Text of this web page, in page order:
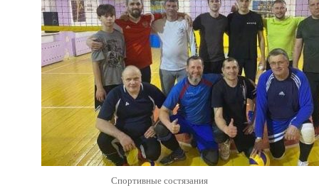
Спортивные состязания